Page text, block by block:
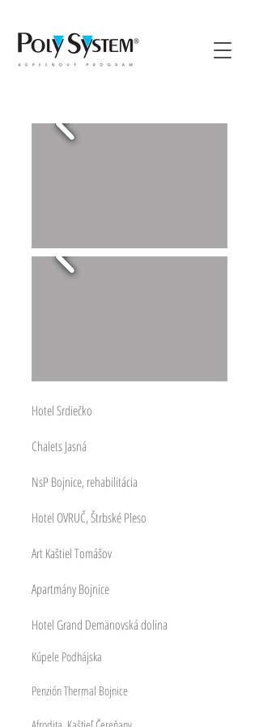
Hotel Srdiečko
Chalets Jasná
NsP Bojnice, rehabilitácia
Hotel OVRUČ, Štrbské Pleso
Art Kaštiel Tomášov
Apartmány Bojnice
Hotel Grand Demänovská dolina
Kúpele Podhájska
Penzión Thermal Bojnice